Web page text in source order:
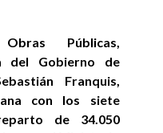
Públicas,
del Gobierno de
Franquis,
con los siete
de 34.050